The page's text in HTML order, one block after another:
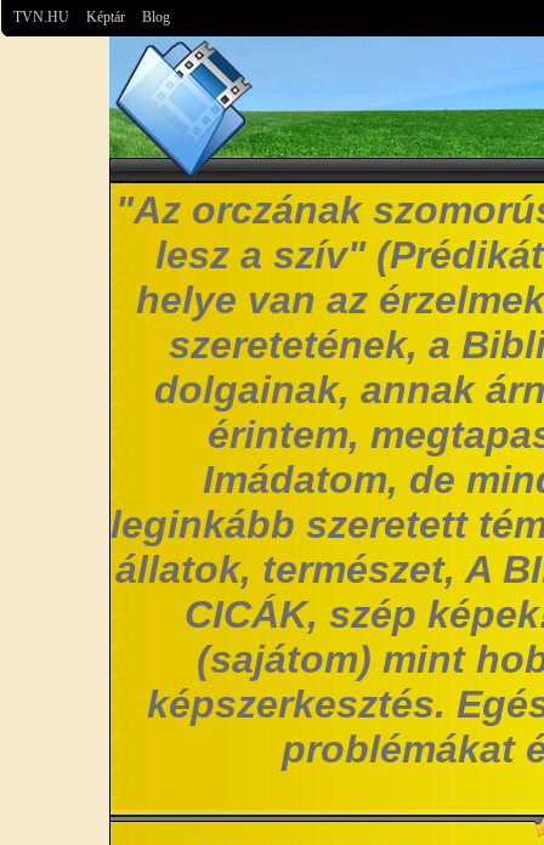
TVN.HU Képtár Blog
"Az orczának
lesz a szív"
helye van az
szeretetének, a
dolgainak, annak
érintem,
Imádatom, de
leginkább szeretett
állatok, természet, A
CICÁK, szép
(sajátom) mint
képszerkesztés.
problémákat